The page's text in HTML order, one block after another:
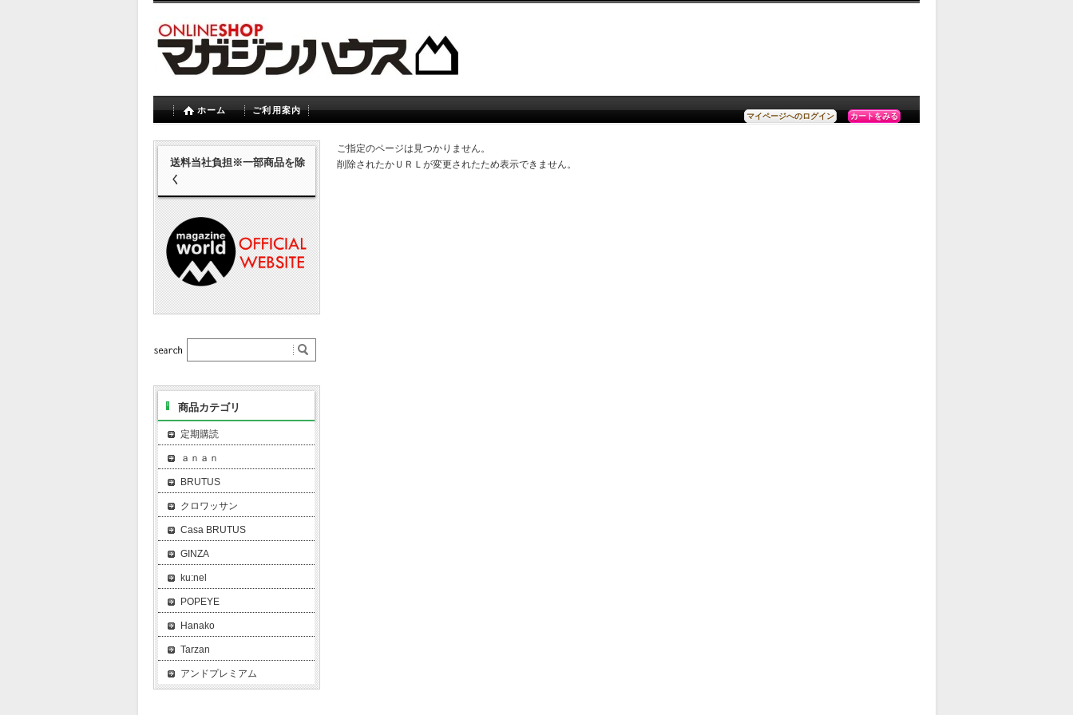
マイページへのログイン カートをみる
ホーム ご利用案内
ご指定のページは見つかりません。
削除されたかＵＲＬが変更されたため表示できません。
送料当社負担※一部商品を除
く
商品カテゴリ
定期購読
ａｎａｎ
BRUTUS
クロワッサン
Casa BRUTUS
GINZA
ku:nel
POPEYE
Hanako
Tarzan
アンドプレミアム